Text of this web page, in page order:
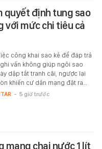
quyết định tung sao
với mức chi tiêu cả
công khai sao kê để đáp trả
vấn không giúp ngôi sao
dập tắt tranh cãi, ngược lại
khiến cư dân mạng đặt ra…
- 5 giờ trước
mang chai nước 1 lít